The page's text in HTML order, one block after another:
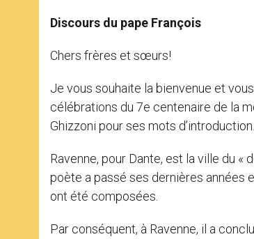
Discours du pape François
Chers frères et sœurs!
Je vous souhaite la bienvenue et
célébrations du 7e centenaire de la
Ghizzoni pour ses mots d’introduction.
Ravenne, pour Dante, est la ville du «
poète a passé ses dernières années
ont été composées.
Par conséquent, à Ravenne, il a